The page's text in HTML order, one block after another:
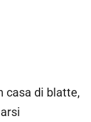
casa di blatte,